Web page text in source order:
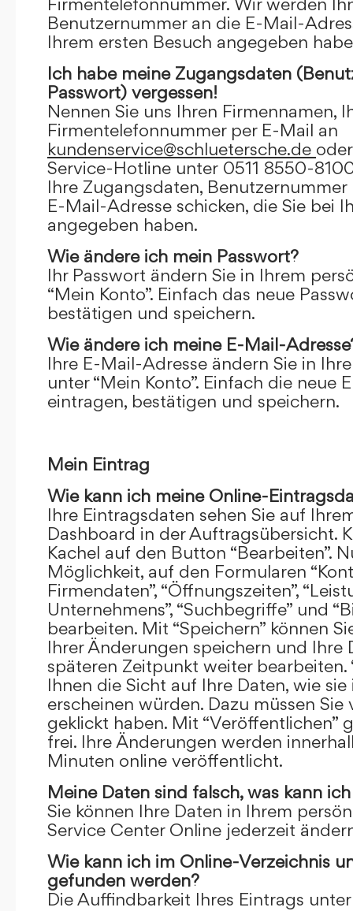
Benutzernummer an die E-Mail-
Ihrem ersten Besuch angegeben
Ich habe meine Zugangsdaten
Passwort) vergessen!
Nennen Sie uns Ihren Firmennamen,
Firmentelefonnummer per E-Mail an
kundenservice@schluetersche.de
Service-Hotline unter 0511 8550-
Ihre Zugangsdaten,
E-Mail-Adresse schicken, die Sie bei
angegeben haben.
Wie ändere ich mein Passwort?
Ihr Passwort ändern Sie in Ihrem
“Mein Konto”. Einfach das neue
bestätigen und speichern.
Wie ändere ich meine E-Mail-
Ihre E-Mail-Adresse ändern Sie in
unter “Mein Konto”. Einfach die neue
eintragen, bestätigen und speichern.
Mein Eintrag
Wie kann ich meine Online-
Ihre Eintragsdaten sehen Sie auf
Dashboard in der Auftragsübersicht.
Kachel auf den Button “Bearbeiten”.
Möglichkeit, auf den Formularen
Firmendaten”, “Öffnungszeiten”,
Unternehmens”, “Suchbegriffe” und
bearbeiten. Mit “Speichern” können
Ihrer Änderungen speichern und Ihre
späteren Zeitpunkt weiter bearbeiten.
Ihnen die Sicht auf Ihre Daten, wie
erscheinen würden. Dazu müssen Sie
geklickt haben. Mit “Veröffentlichen”
frei. Ihre Änderungen werden
Minuten online veröffentlicht.
Meine Daten sind falsch, was kann
Sie können Ihre Daten in Ihrem
Service Center Online jederzeit
Wie kann ich im Online-Verzeichnis
gefunden werden?
Die Auffindbarkeit Ihres Eintrags